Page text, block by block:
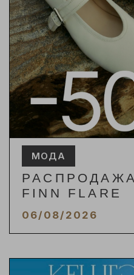
МОДА
FINN FLARE
06/08/2026